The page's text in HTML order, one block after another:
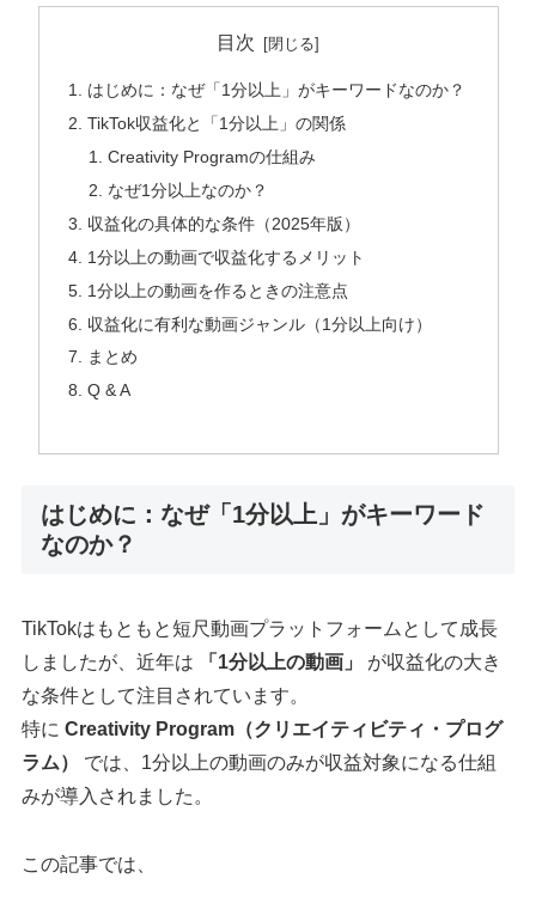
目次
はじめに：なぜ「1分以上」がキーワードなのか？
TikTok収益化と「1分以上」の関係
Creativity Programの仕組み
なぜ1分以上なのか？
収益化の具体的な条件（2025年版）
1分以上の動画で収益化するメリット
1分以上の動画を作るときの注意点
収益化に有利な動画ジャンル（1分以上向け）
まとめ
Q & A
はじめに：なぜ「1分以上」がキーワード
なのか？
TikTokはもともと短尺動画プラットフォームとして成長
しましたが、近年は
「1分以上の動画」
が収益化の大き
な条件として注目されています。
特にCreativity Program（クリエイティビティ・プログ
ラム）
では、1分以上の動画のみが収益対象になる仕組
みが導入されました。
この記事では、